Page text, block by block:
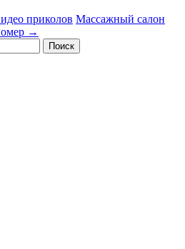
приколов Массажный салон
→